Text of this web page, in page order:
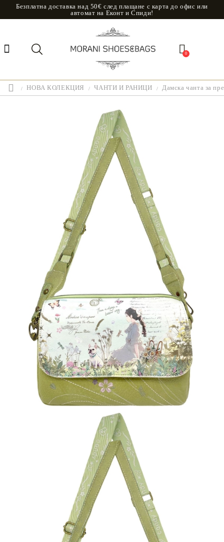
Безплатна доставка над 50€ след плащане с карта до офис или
автомат на Еконт и Спиди!
0
НОВА КОЛЕКЦИЯ ЧАНТИ И РАНИЦИ Дамска чанта за
Дамска чанта за през рамо- Sweet
& Candy Green 11865